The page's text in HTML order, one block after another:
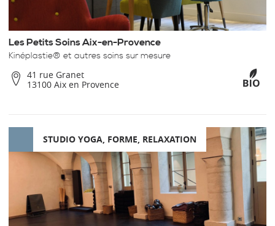
Les Petits Soins Aix-en-Provence
Kinéplastie® et autres soins sur mesure
41 rue Granet
13100 Aix en Provence
STUDIO YOGA, FORME, RELAXATION